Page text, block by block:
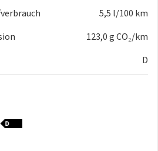
5,5 l/100 km
123,0 g CO₂/km
D